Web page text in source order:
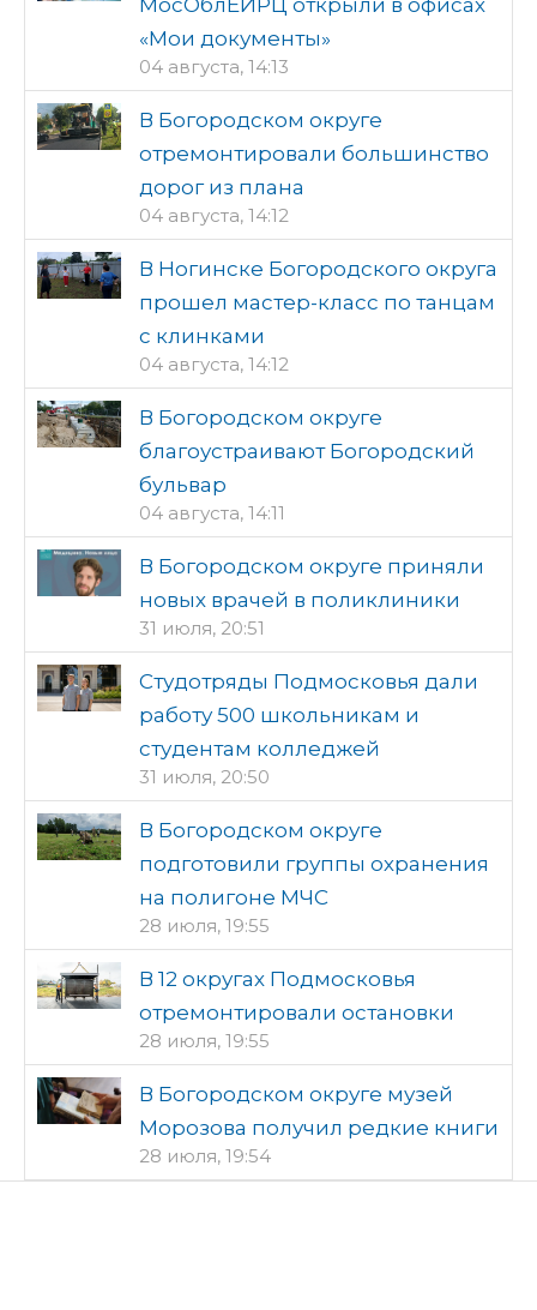
МосОблЕИРЦ открыли в офисах
«Мои документы»
04 августа, 14:13
В Богородском округе
отремонтировали большинство
дорог из плана
04 августа, 14:12
В Ногинске Богородского округа
прошел мастер-класс по танцам
с клинками
04 августа, 14:12
В Богородском округе
благоустраивают Богородский
бульвар
04 августа, 14:11
В Богородском округе приняли
новых врачей в поликлиники
31 июля, 20:51
Студотряды Подмосковья дали
работу 500 школьникам и
студентам колледжей
31 июля, 20:50
В Богородском округе
подготовили группы охранения
на полигоне МЧС
28 июля, 19:55
В 12 округах Подмосковья
отремонтировали остановки
28 июля, 19:55
В Богородском округе музей
Морозова получил редкие книги
28 июля, 19:54